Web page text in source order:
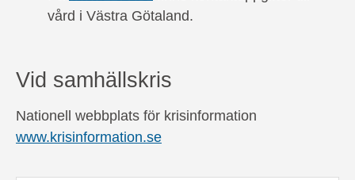
vård i Västra Götaland.
Vid samhällskris
Nationell webbplats för krisinformation
www.krisinformation.se